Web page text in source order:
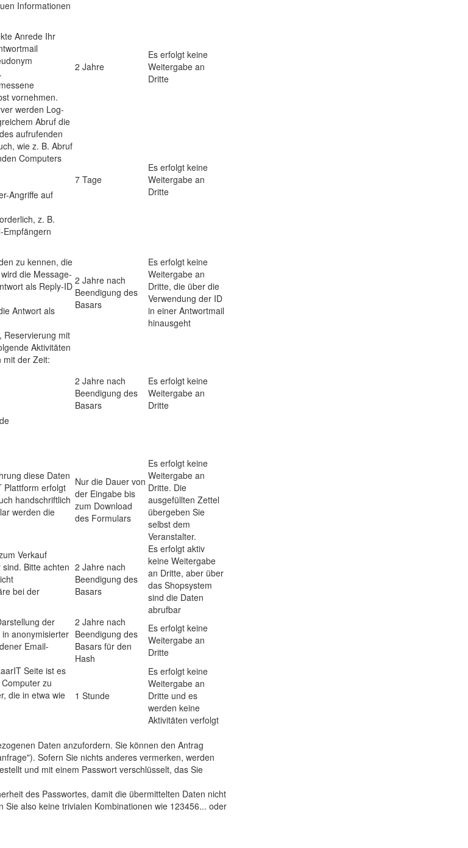
Informationen
Anrede Ihr
vornehmen.
2 Jahre
Es erfolgt keine
Weitergabe an
Dritte
werden Log-
Abruf die
aufrufenden
wie z. B. Abruf
Computers
Angriffe auf
z. B.
Empfängern
7 Tage
Es erfolgt keine
Weitergabe an
Dritte
zu kennen, die
die Message-
als Reply-ID
Antwort als
2 Jahre nach
Beendigung des
Basars
Es erfolgt keine
Weitergabe an
Dritte, die über die
Verwendung der ID
in einer Antwortmail
hinausgeht
Reservierung mit
Aktivitäten
mit der Zeit:
2 Jahre nach
Beendigung des
Basars
Es erfolgt keine
Weitergabe an
Dritte
diese Daten
Plattform erfolgt
handschriftlich
werden die
Nur die Dauer von
der Eingabe bis
zum Download
des Formulars
Es erfolgt keine
Weitergabe an
Dritte. Die
ausgefüllten Zettel
übergeben Sie
selbst dem
Veranstalter.
Verkauf
Bitte achten
bei der
2 Jahre nach
Beendigung des
Basars
Es erfolgt aktiv
keine Weitergabe
an Dritte, aber über
das Shopsystem
sind die Daten
abrufbar
der
anonymisierter
Email-
2 Jahre nach
Beendigung des
Basars für den
Hash
Es erfolgt keine
Weitergabe an
Dritte
Seite ist es
zu
die in etwa wie
1 Stunde
Es erfolgt keine
Weitergabe an
Dritte und es
werden keine
Aktivitäten verfolgt
Daten anzufordern. Sie können den Antrag
Sofern Sie nichts anderes vermerken, werden
und mit einem Passwort verschlüsselt, das Sie
des Passwortes, damit die übermittelten Daten nicht
also keine trivialen Kombinationen wie 123456... oder